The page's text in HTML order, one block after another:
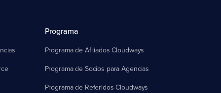
Programa
Programa de Afiliados Cloudways
Programa de Socios para Agencias
Programa de Referidos Cloudways